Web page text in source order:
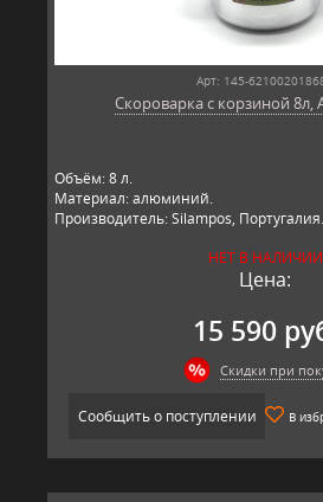
Арт: 145-
Скороварка с корзиной 8л,
Объём: 8 л.
Материал: алюминий.
Производитель: Silampos, Португалия.
НЕТ В НАЛИЧИИ
Цена:
15 590
Скидки при
Сообщить о поступлении В